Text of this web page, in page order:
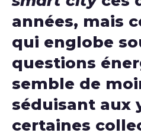
années, mais
qui englobe
questions
semble de
séduisant aux
certaines